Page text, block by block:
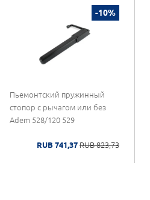
-10%
Пьемонтский пружинный
стопор с рычагом или без
Adem 528/120 529
RUB 741,37 RUB 823,73